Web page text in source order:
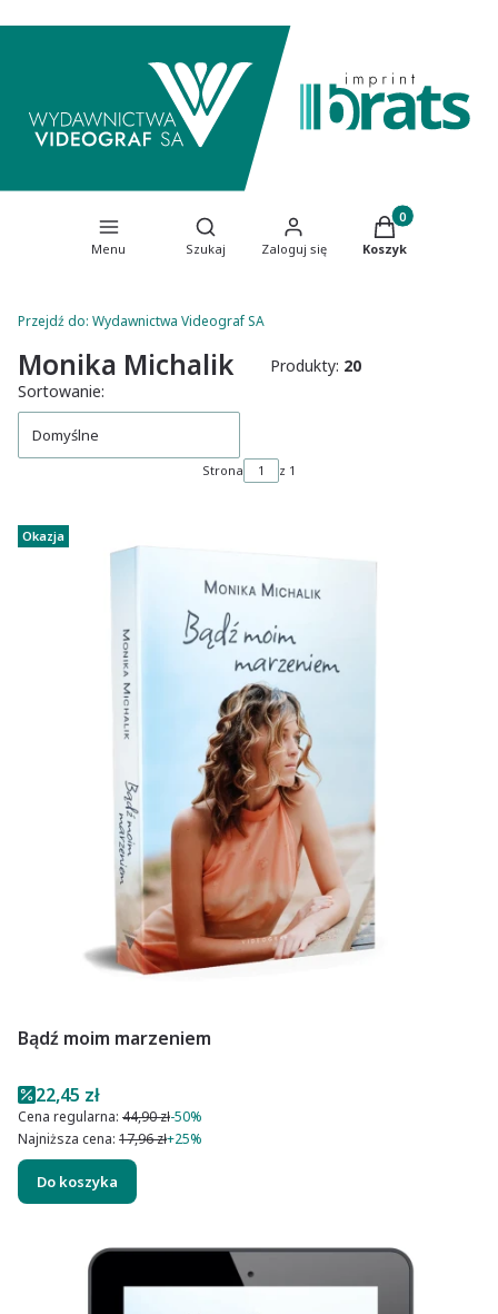
Menu
Otwórz wyszukiwarkę
Szukaj Zaloguj się
Produkty w
Koszyk
Przejdź do: Wydawnictwa Videograf SA
Monika Michalik Produkty: 20
Lista produktów
Sortowanie:
Domyślne
Strona z 1
Okazja
Bądź moim marzeniem
Cena promocyjna
22,45 zł
Cena regularna: 44,90 zł-50%
Najniższa cena: 17,96 zł+25%
Do koszyka